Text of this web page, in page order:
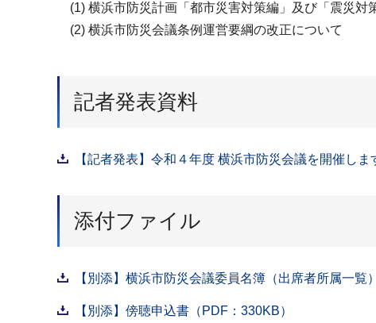
(1) 横浜市防災計画「都市災害対策編」及び「震災対
(2) 横浜市防災会議条例運営要綱の改正について
記者発表資料
【記者発表】令和４年度 横浜市防災会議を開催しま
添付ファイル
【別添】横浜市防災会議委員名簿（出席者所属一覧
【別添】傍聴申込書（PDF：330KB）